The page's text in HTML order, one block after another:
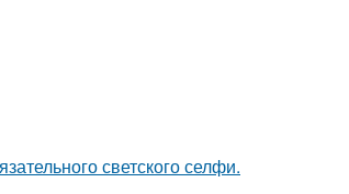
светского селфи.